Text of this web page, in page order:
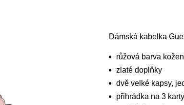
Dámská kabelka
růžová barva
zlaté doplňky
dvě velké kapsy,
přihrádka na 3 karty